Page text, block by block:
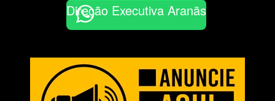
Direção Executiva Aranãs